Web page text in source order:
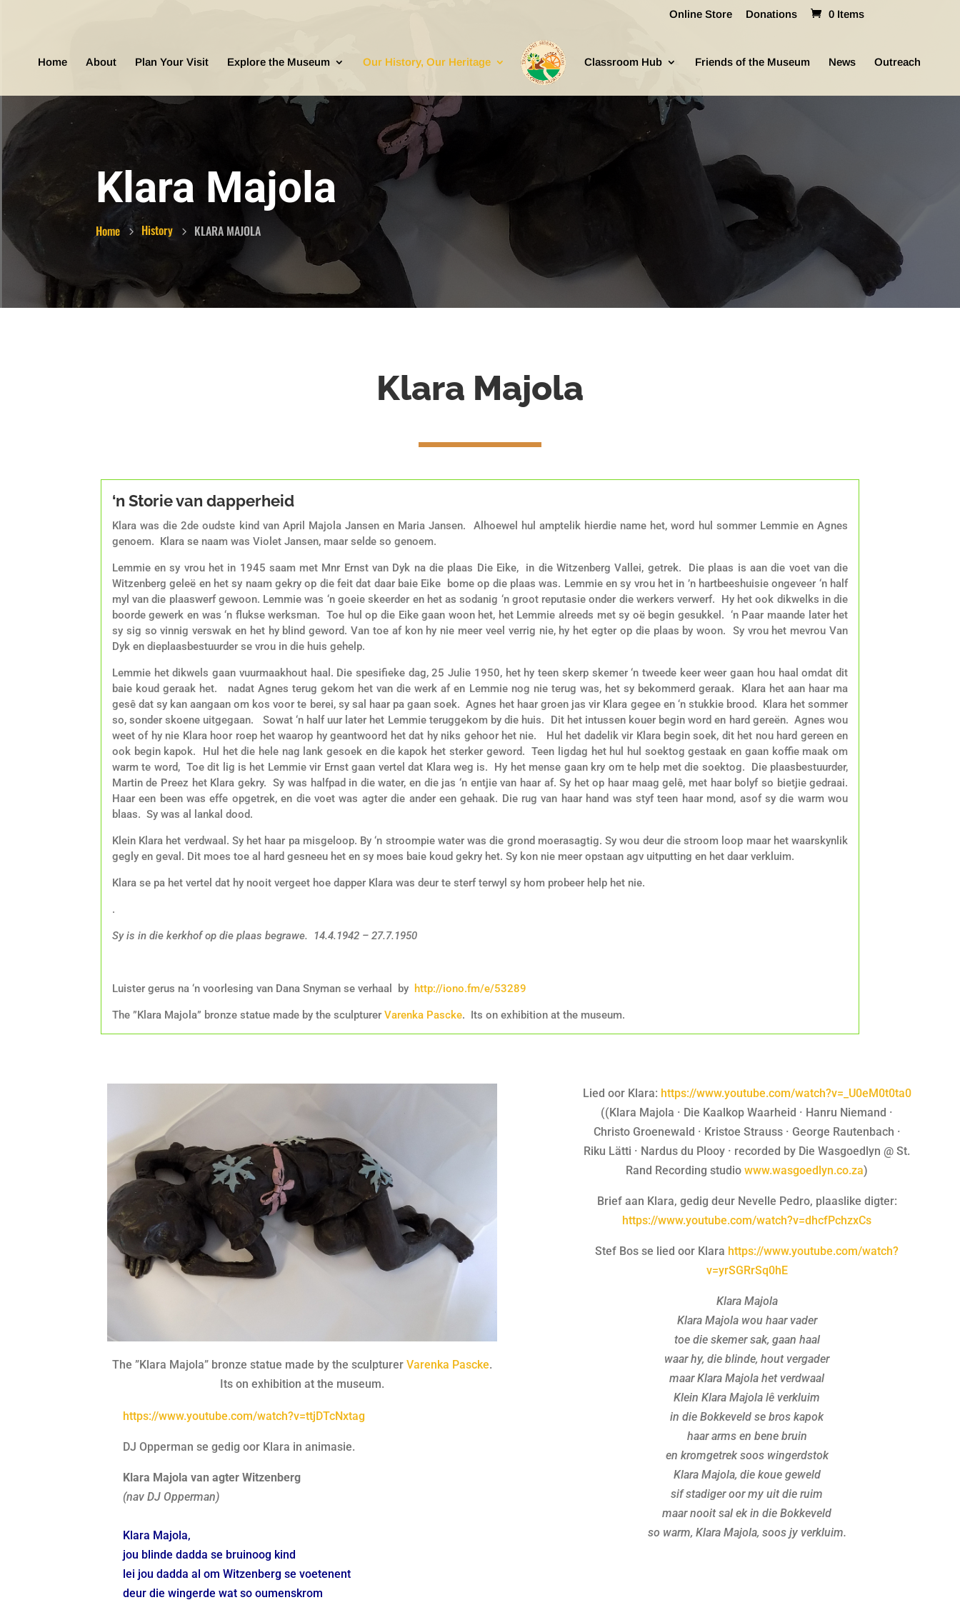
Online Store Donations 0 Items
Home About Plan Your Visit Explore the Museum Our History, Our Heritage Classroom Hub Friends of the Museum News Outreach
Klara Majola
Home History KLARA MAJOLA
Klara Majola
‘n Storie van dapperheid
Klara was die 2de oudste kind van April Majola Jansen en Maria Jansen. Alhoewel hul amptelik hierdie name het, word hul sommer Lemmie en Agnes
genoem. Klara se naam was Violet Jansen, maar selde so genoem.
Lemmie en sy vrou het in 1945 saam met Mnr Ernst van Dyk na die plaas Die Eike, in die Witzenberg Vallei, getrek. Die plaas is aan die voet van die
Witzenberg geleë en het sy naam gekry op die feit dat daar baie Eike bome op die plaas was. Lemmie en sy vrou het in ’n hartbeeshuisie ongeveer ‘n half
myl van die plaaswerf gewoon. Lemmie was ‘n goeie skeerder en het as sodanig ‘n groot reputasie onder die werkers verwerf. Hy het ook dikwelks in die
boorde gewerk en was ‘n flukse werksman. Toe hul op die Eike gaan woon het, het Lemmie alreeds met sy oë begin gesukkel. ‘n Paar maande later het
sy sig so vinnig verswak en het hy blind geword. Van toe af kon hy nie meer veel verrig nie, hy het egter op die plaas by woon. Sy vrou het mevrou Van
Dyk en dieplaasbestuurder se vrou in die huis gehelp.
Lemmie het dikwels gaan vuurmaakhout haal. Die spesifieke dag, 25 Julie 1950, het hy teen skerp skemer ‘n tweede keer weer gaan hou haal omdat dit
baie koud geraak het. nadat Agnes terug gekom het van die werk af en Lemmie nog nie terug was, het sy bekommerd geraak. Klara het aan haar ma
gesê dat sy kan aangaan om kos voor te berei, sy sal haar pa gaan soek. Agnes het haar groen jas vir Klara gegee en ‘n stukkie brood. Klara het sommer
so, sonder skoene uitgegaan. Sowat ‘n half uur later het Lemmie teruggekom by die huis. Dit het intussen kouer begin word en hard gereën. Agnes wou
weet of hy nie Klara hoor roep het waarop hy geantwoord het dat hy niks gehoor het nie. Hul het dadelik vir Klara begin soek, dit het nou hard gereen en
ook begin kapok. Hul het die hele nag lank gesoek en die kapok het sterker geword. Teen ligdag het hul hul soektog gestaak en gaan koffie maak om
warm te word, Toe dit lig is het Lemmie vir Ernst gaan vertel dat Klara weg is. Hy het mense gaan kry om te help met die soektog. Die plaasbestuurder,
Martin de Preez het Klara gekry. Sy was halfpad in die water, en die jas ‘n entjie van haar af. Sy het op haar maag gelê, met haar bolyf so bietjie gedraai.
Haar een been was effe opgetrek, en die voet was agter die ander een gehaak. Die rug van haar hand was styf teen haar mond, asof sy die warm wou
blaas. Sy was al lankal dood.
Klein Klara het verdwaal. Sy het haar pa misgeloop. By ‘n stroompie water was die grond moerasagtig. Sy wou deur die stroom loop maar het waarskynlik
gegly en geval. Dit moes toe al hard gesneeu het en sy moes baie koud gekry het. Sy kon nie meer opstaan agv uitputting en het daar verkluim.
Klara se pa het vertel dat hy nooit vergeet hoe dapper Klara was deur te sterf terwyl sy hom probeer help het nie.
.
Sy is in die kerkhof op die plaas begrawe. 14.4.1942 – 27.7.1950
Luister gerus na ‘n voorlesing van Dana Snyman se verhaal by http://iono.fm/e/53289
The ”Klara Majola” bronze statue made by the sculpturer Varenka Pascke. Its on exhibition at the museum.
The ”Klara Majola” bronze statue made by the sculpturer Varenka Pascke.
Its on exhibition at the museum.
https://www.youtube.com/watch?v=ttjDTcNxtag
DJ Opperman se gedig oor Klara in animasie.
Klara Majola van agter Witzenberg
(nav DJ Opperman)
Klara Majola,
jou blinde dadda se bruinoog kind
lei jou dadda al om Witzenberg se voetenent
deur die wingerde wat so oumenskrom
Lied oor Klara: https://www.youtube.com/watch?v=_U0eM0t0ta0
((Klara Majola · Die Kaalkop Waarheid · Hanru Niemand ·
Christo Groenewald · Kristoe Strauss · George Rautenbach ·
Riku Lätti · Nardus du Plooy · recorded by Die Wasgoedlyn @ St.
Rand Recording studiowww.wasgoedlyn.co.za)
Brief aan Klara, gedig deur Nevelle Pedro, plaaslike digter:
https://www.youtube.com/watch?v=dhcfPchzxCs
Stef Bos se lied oor Klara https://www.youtube.com/watch?
v=yrSGRrSq0hE
Klara Majola
Klara Majola wou haar vader
toe die skemer sak, gaan haal
waar hy, die blinde, hout vergader
maar Klara Majola het verdwaal
Klein Klara Majola lê verkluim
in die Bokkeveld se bros kapok
haar arms en bene bruin
en kromgetrek soos wingerdstok
Klara Majola, die koue geweld
sif stadiger oor my uit die ruim
maar nooit sal ek in die Bokkeveld
so warm, Klara Majola, soos jy verkluim.